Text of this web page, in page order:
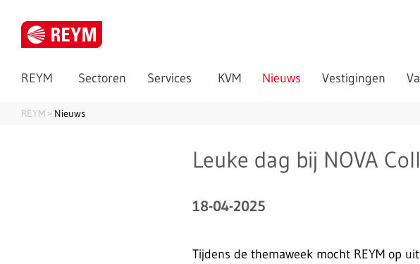
REYM Sectoren Services KVM Nieuws Vestigingen
REYM Nieuws
Leuke dag bij NOVA
18-04-2025
Tijdens de themaweek mocht REYM op